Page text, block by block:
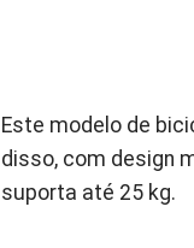
Este modelo de
disso, com design
suporta até 25 kg.